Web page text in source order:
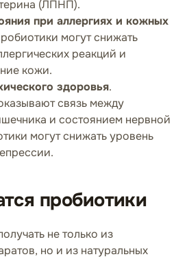
(ЛПНП).
при аллергиях и кожных
могут снижать
реакций и
кожи.
здоровья.
связь между
и состоянием нервной
могут снижать уровень
пробиотики
не только из
но и из натуральных